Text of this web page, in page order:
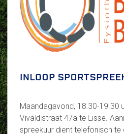
INLOOP
Maandagavond, 18.30-19.30
Vivaldistraat 47a te Lisse.
spreekuur dient telefonisch